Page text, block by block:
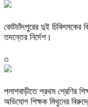
কোটচাঁদপুরের দুই চিকিৎসকের
তদন্তের নির্দেশ।
৩
পলাশবাড়ীতে প্রথম শ্রেণির
অভিযোগ শিক্ষক মিথুনের